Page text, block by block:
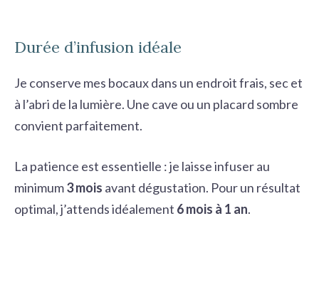
Durée d’infusion idéale
Je conserve mes bocaux dans un endroit frais, sec et
à l’abri de la lumière. Une cave ou un placard sombre
convient parfaitement.
La patience est essentielle : je laisse infuser au
minimum3 mois avant dégustation. Pour un résultat
optimal, j’attends idéalement 6 mois à 1 an.